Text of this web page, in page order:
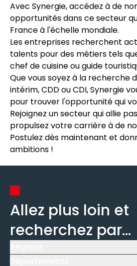
Avec Synergie, accédez à de
opportunités dans ce secteur
France à l'échelle mondiale.
Les entreprises recherchent
talents pour des métiers tels
chef de cuisine ou guide
Que vous soyez à la recherche
intérim, CDD ou CDI, Synergie
pour trouver l'opportunité qui
Rejoignez un secteur qui allie
propulsez votre carrière à de
Postulez dès maintenant et
ambitions !
Allez plus loin et
recherchez par...